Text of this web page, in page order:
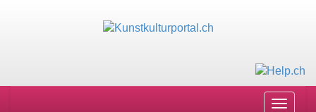
Toggle